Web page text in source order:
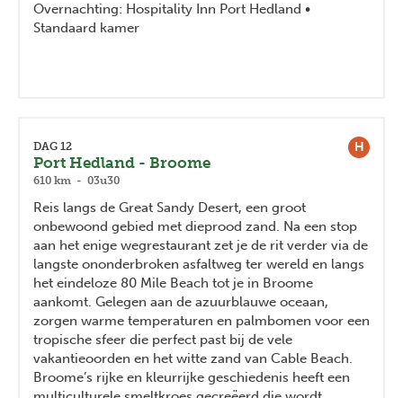
Overnachting: Hospitality Inn Port Hedland •
Standaard kamer
H
DAG 12
Port Hedland - Broome
610 km - 03u30
Reis langs de Great Sandy Desert, een groot
onbewoond gebied met dieprood zand. Na een stop
aan het enige wegrestaurant zet je de rit verder via de
langste ononderbroken asfaltweg ter wereld en langs
het eindeloze 80 Mile Beach tot je in Broome
aankomt. Gelegen aan de azuurblauwe oceaan,
zorgen warme temperaturen en palmbomen voor een
tropische sfeer die perfect past bij de vele
vakantieoorden en het witte zand van Cable Beach.
Broome’s rijke en kleurrijke geschiedenis heeft een
Previous